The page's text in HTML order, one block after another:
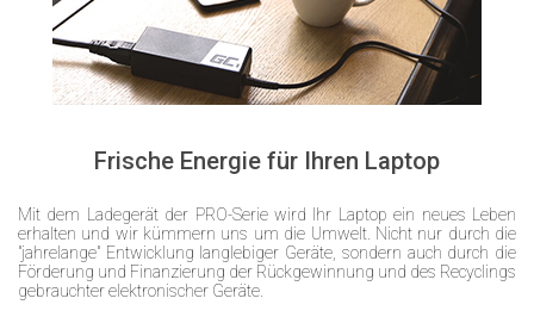
Frische Energie für Ihren Laptop
Mit dem Ladegerät der PRO-Serie wird Ihr Laptop ein neues Leben
erhalten und wir kümmern uns um die Umwelt. Nicht nur durch die
"jahrelange" Entwicklung langlebiger Geräte, sondern auch durch die
Förderung und Finanzierung der Rückgewinnung und des Recyclings
gebrauchter elektronischer Geräte.